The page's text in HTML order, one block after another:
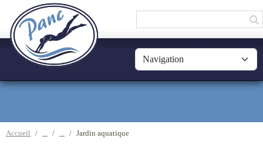
Accueil Jardin aquatique
Panneau de gestion des cookies